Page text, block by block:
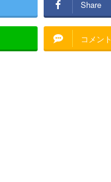
Share
コメント